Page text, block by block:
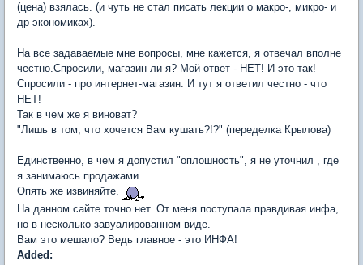
(цена) взялась. (и чуть не стал писать лекции о макро-, микро- и
др экономиках).
На все задаваемые мне вопросы, мне кажется, я отвечал вполне
честно.Спросили, магазин ли я? Мой ответ - НЕТ! И это так!
Спросили - про интернет-магазин. И тут я ответил честно - что
НЕТ!
Так в чем же я виноват?
"Лишь в том, что хочется Вам кушать?!?" (переделка Крылова)
Единственно, в чем я допустил "оплошность", я не уточнил , где
я занимаюсь продажами.
Опять же извиняйте.
На данном сайте точно нет. От меня поступала правдивая инфа,
но в несколько завуалированном виде.
Вам это мешало? Ведь главное - это ИНФА!
Added: